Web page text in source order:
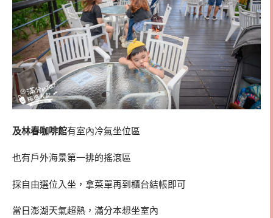
及林春咖啡館有室內冷氣坐位區
也有戶外海景第一排的搖滾區
採自由選位入坐，拿菜單再到櫃台結帳即可
當日澎湖天氣超熱，滿分本想坐室內